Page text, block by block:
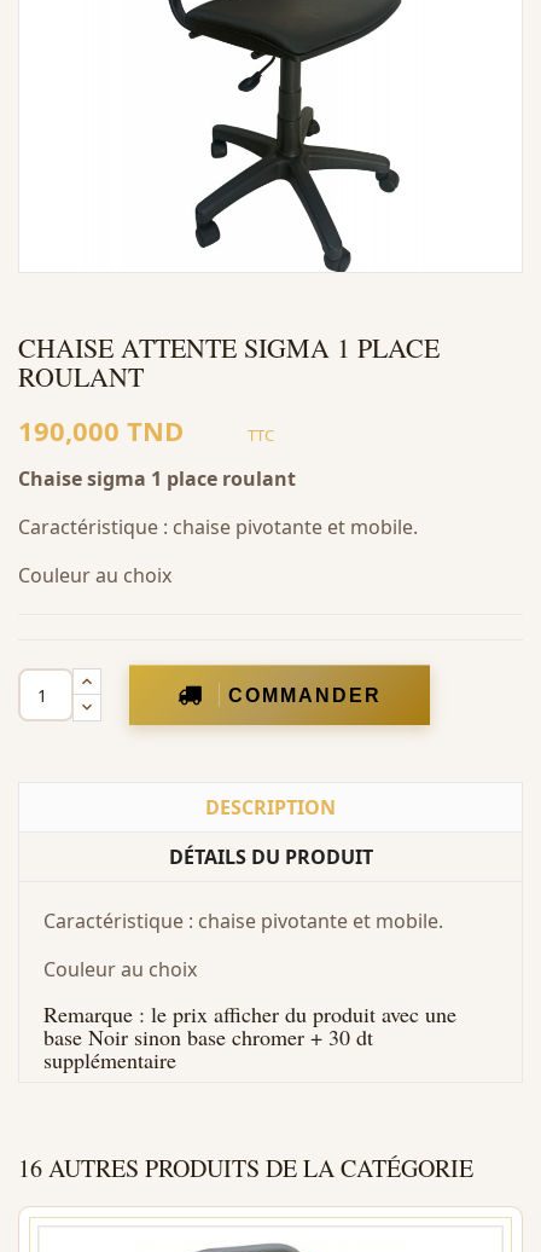
CHAISE ATTENTE SIGMA 1 PLACE
ROULANT
190,000 TND TTC
Chaise sigma 1 place roulant
Caractéristique : chaise pivotante et mobile.
Couleur au choix
COMMANDER
DESCRIPTION
DÉTAILS DU PRODUIT
Caractéristique : chaise pivotante et mobile.
Couleur au choix
Remarque : le prix afficher du produit avec une
base Noir sinon base chromer + 30 dt
supplémentaire
16 AUTRES PRODUITS DE LA CATÉGORIE